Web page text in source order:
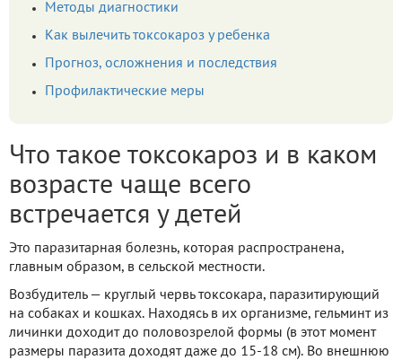
Методы диагностики
Как вылечить токсокароз у ребенка
Прогноз, осложнения и последствия
Профилактические меры
Что такое токсокароз и в каком
возрасте чаще всего
встречается у детей
Это паразитарная болезнь, которая распространена,
главным образом, в сельской местности.
Возбудитель — круглый червь токсокара, паразитирующий
на собаках и кошках. Находясь в их организме, гельминт из
личинки доходит до половозрелой формы (в этот момент
размеры паразита доходят даже до 15-18 см). Во внешнюю